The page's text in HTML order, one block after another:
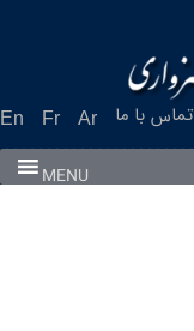
En Fr Ar تماس با ما
MENU